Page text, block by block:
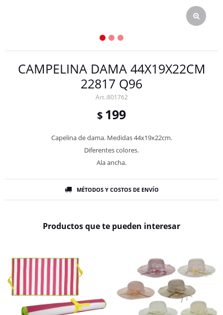
CAMPELINA DAMA 44X19X22CM
22817 Q96
801762
$ 199
Capelina de dama. Medidas 44x19x22cm.
Diferentes colores.
Ala ancha.
MÉTODOS Y COSTOS DE ENVÍO
Productos que te pueden interesar